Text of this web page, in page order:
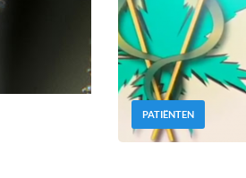
PATIËNTEN